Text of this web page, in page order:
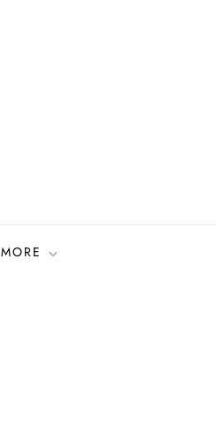
MORE